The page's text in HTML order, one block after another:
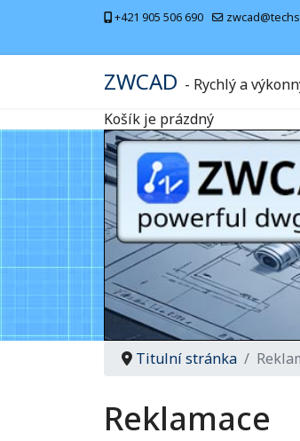
+421 905 506 690
ZWCAD - Rychlý a
Košík je prázdný
Titulní stránka
Reklamace